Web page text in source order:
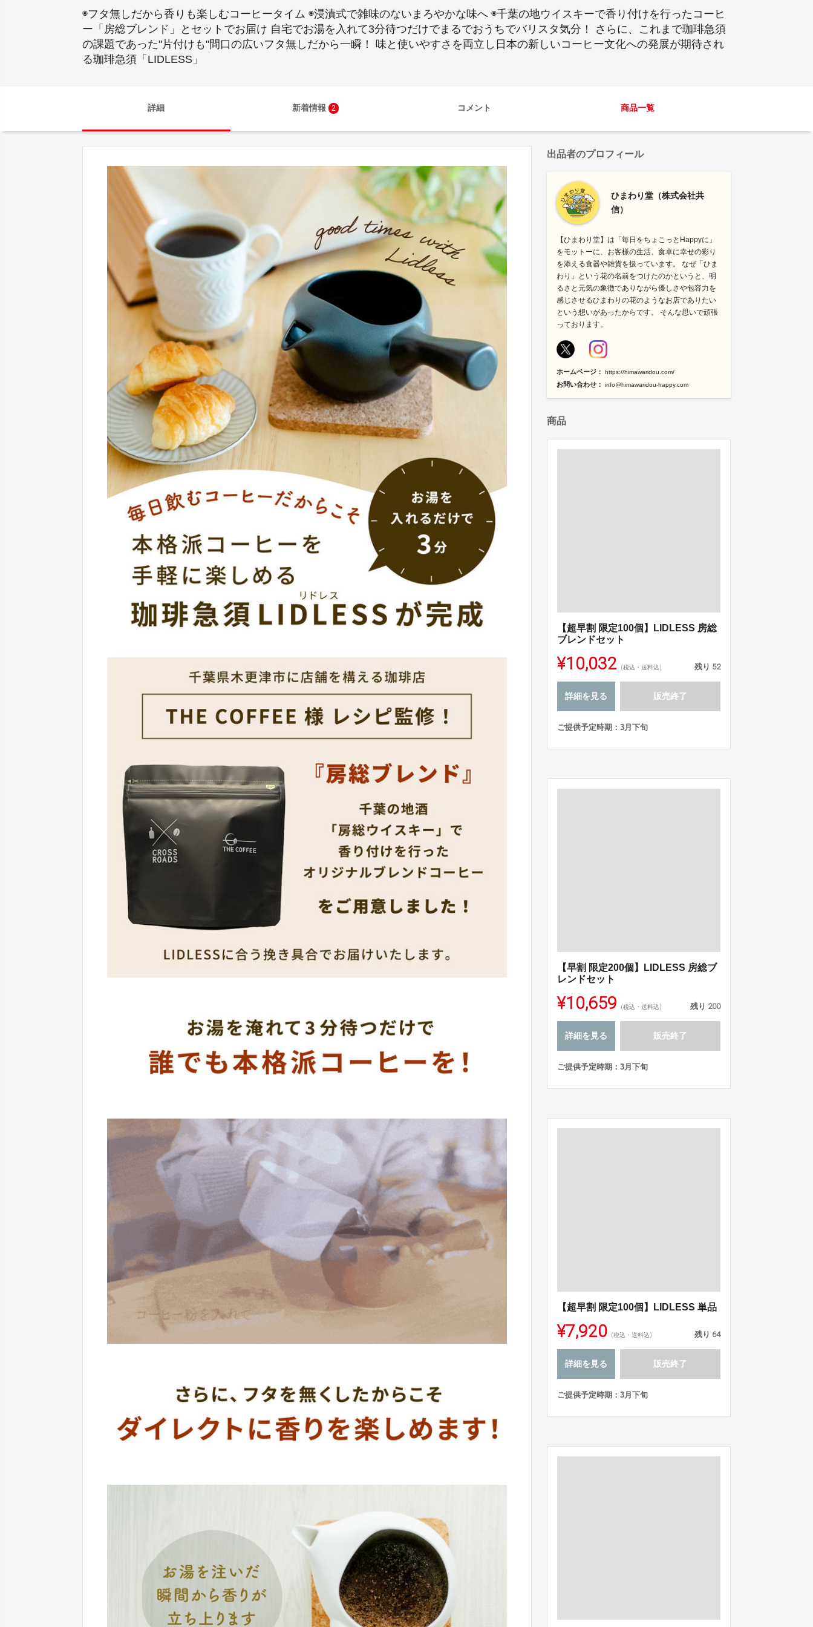
◉フタ無しだから香りも楽しむコーヒータイム ◉浸漬式で雑味のないまろやかな味へ ◉千葉の地ウイスキーで香り付けを行ったコーヒ
ー「房総ブレンド」とセットでお届け 自宅でお湯を入れて3分待つだけでまるでおうちでバリスタ気分！ さらに、これまで珈琲急須
の課題であった"片付けも"間口の広いフタ無しだから一瞬！ 味と使いやすさを両立し日本の新しいコーヒー文化への発展が期待され
る珈琲急須「LIDLESS」
詳細 新着情報 2 コメント 商品一覧
出品者のプロフィール
ひまわり堂（株式会社共
信）
【ひまわり堂】は「毎日をちょこっとHappyに」
をモットーに、お客様の生活、食卓に幸せの彩り
を添える食器や雑貨を扱っています。 なぜ「ひま
わり」という花の名前をつけたのかというと、明
るさと元気の象徴でありながら優しさや包容力を
感じさせるひまわりの花のようなお店でありたい
という想いがあったからです。 そんな思いで頑張
っております。
ホームページ： https://himawaridou.com/
お問い合わせ： info@himawaridou-happy.com
商品
【超早割 限定100個】LIDLESS 房総
ブレンドセット
¥10,032 (税込・送料込) 残り 52
詳細を見る 販売終了
ご提供予定時期：3月下旬
【早割 限定200個】LIDLESS 房総ブ
レンドセット
¥10,659 (税込・送料込) 残り 200
詳細を見る 販売終了
ご提供予定時期：3月下旬
【超早割 限定100個】LIDLESS 単品
¥7,920 (税込・送料込) 残り 64
詳細を見る 販売終了
ご提供予定時期：3月下旬